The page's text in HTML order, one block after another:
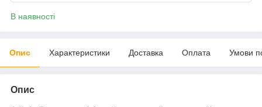
В наявності
Опис Характеристики Доставка Оплата Умови
Опис